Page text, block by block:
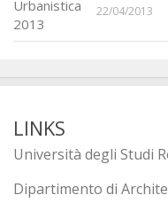
22/04/2013
LINKS
Università degli Studi
Dipartimento di